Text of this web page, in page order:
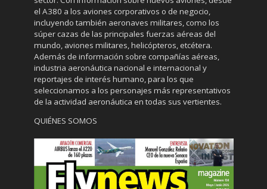
el A380 a los aviones corporativos o de negocio,
incluyendo también aeronaves militares, como los
súper cazas de las principales fuerzas aéreas del
mundo, aviones militares, helicópteros, etcétera.
Además de información sobre compañías aéreas,
industria aeronáutica nacional e internacional y
reportajes de interés humano, para los que
seleccionamos a los personajes más representativos
de la actividad aeronáutica en todas sus vertientes.
QUIÉNES SOMOS